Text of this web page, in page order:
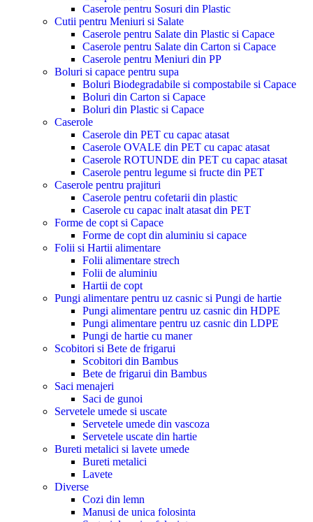
Caserole pentru Sosuri din Plastic
Cutii pentru Meniuri si Salate
Caserole pentru Salate din Plastic si Capace
Caserole pentru Salate din Carton si Capace
Caserole pentru Meniuri din PP
Boluri si capace pentru supa
Boluri Biodegradabile si compostabile si Capace
Boluri din Carton si Capace
Boluri din Plastic si Capace
Caserole
Caserole din PET cu capac atasat
Caserole OVALE din PET cu capac atasat
Caserole ROTUNDE din PET cu capac atasat
Caserole pentru legume si fructe din PET
Caserole pentru prajituri
Caserole pentru cofetarii din plastic
Caserole cu capac inalt atasat din PET
Forme de copt si Capace
Forme de copt din aluminiu si capace
Folii si Hartii alimentare
Folii alimentare strech
Folii de aluminiu
Hartii de copt
Pungi alimentare pentru uz casnic si Pungi de hartie
Pungi alimentare pentru uz casnic din HDPE
Pungi alimentare pentru uz casnic din LDPE
Pungi de hartie cu maner
Scobitori si Bete de frigarui
Scobitori din Bambus
Bete de frigarui din Bambus
Saci menajeri
Saci de gunoi
Servetele umede si uscate
Servetele umede din vascoza
Servetele uscate din hartie
Bureti metalici si lavete umede
Bureti metalici
Lavete
Diverse
Cozi din lemn
Manusi de unica folosinta